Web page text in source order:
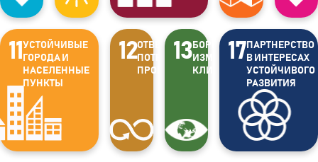
11 УСТОЙЧИВЫЕ
ГОРОДА И
НАСЕЛЕННЫЕ
ПУНКТЫ
12ОТВЕТСТВЕННОЕ
ПОТРЕБЛЕНИЕ И
ПРОИЗВОДСТВО
13 БОРЬБА С
ИЗМЕНЕНИЕМ
КЛИМАТА
17 ПАРТНЕРСТВО
В ИНТЕРЕСАХ
УСТОЙЧИВОГО
РАЗВИТИЯ